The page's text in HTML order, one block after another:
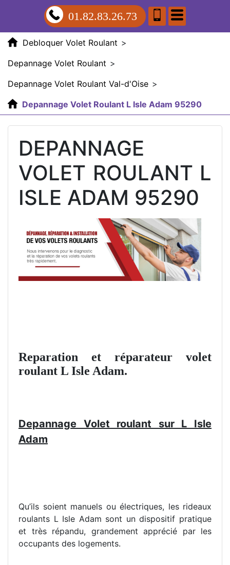
01.82.83.26.73
Debloquer Volet Roulant >
Depannage Volet Roulant >
Depannage Volet Roulant Val-d'Oise >
Depannage Volet Roulant L Isle Adam 95290
DEPANNAGE
VOLET ROULANT L
ISLE ADAM 95290
Reparation et réparateur volet
roulant L Isle Adam.
Depannage Volet roulant sur L Isle
Adam
Qu’ils soient manuels ou électriques, les rideaux
roulants L Isle Adam sont un dispositif pratique
et très répandu, grandement apprécié par les
occupants des logements.